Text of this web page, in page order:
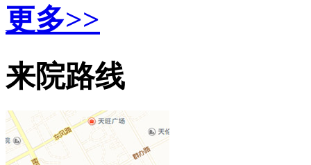
更多>>
来院路线